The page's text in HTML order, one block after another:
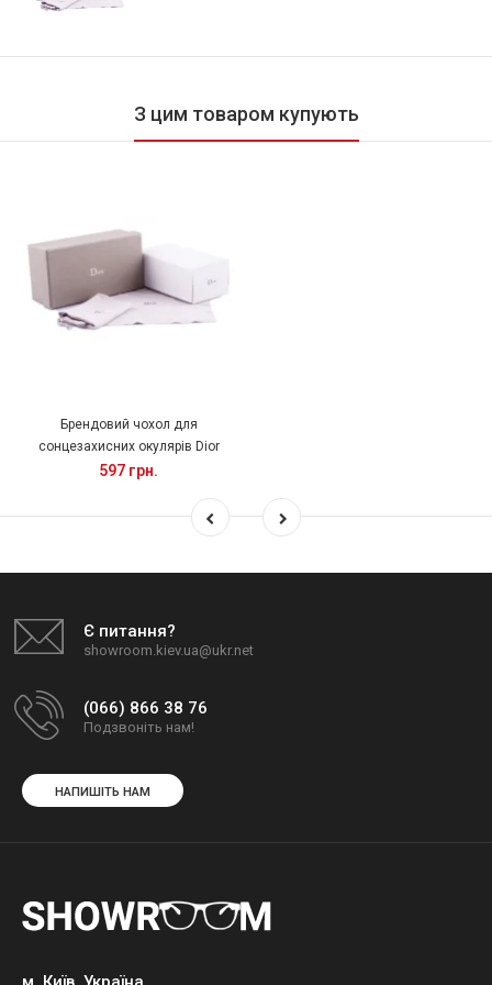
З цим товаром купують
Брендовий чохол для
сонцезахисних окулярів Dior
597 грн.
Є питання?
showroom.kiev.ua@ukr.net
(066) 866 38 76
Подзвоніть нам!
НАПИШІТЬ НАМ